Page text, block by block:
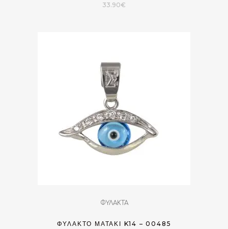
33.90€
ΦΥΛΑΚΤΑ
ΦΥΛΑΚΤΌ ΜΑΤΆΚΙ K14 – 00485